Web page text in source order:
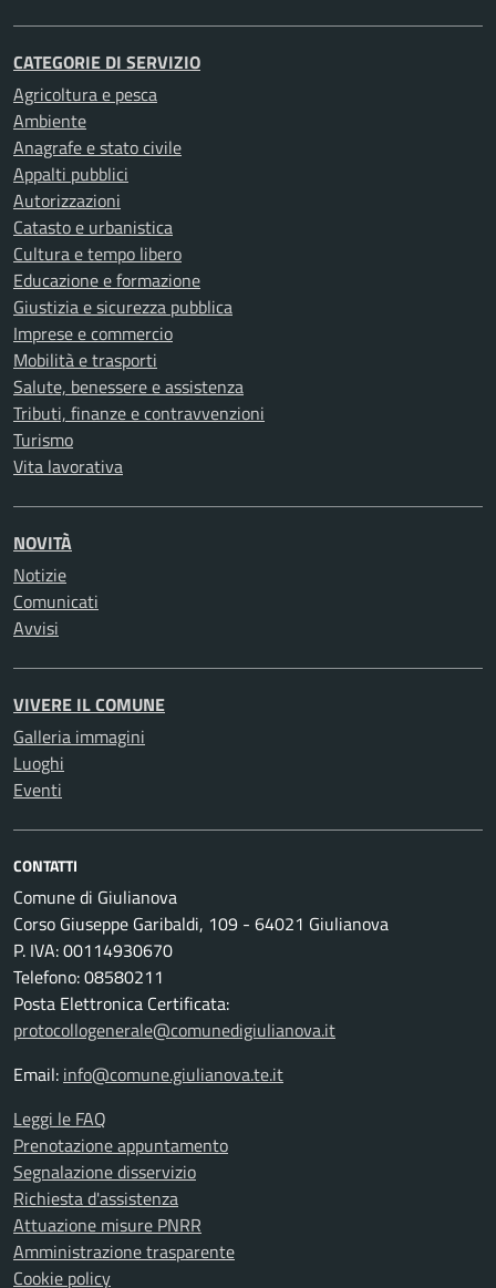
CATEGORIE DI SERVIZIO
Agricoltura e pesca
Ambiente
Anagrafe e stato civile
Appalti pubblici
Autorizzazioni
Catasto e urbanistica
Cultura e tempo libero
Educazione e formazione
Giustizia e sicurezza pubblica
Imprese e commercio
Mobilità e trasporti
Salute, benessere e assistenza
Tributi, finanze e contravvenzioni
Turismo
Vita lavorativa
NOVITÀ
Notizie
Comunicati
Avvisi
VIVERE IL COMUNE
Galleria immagini
Luoghi
Eventi
CONTATTI
Comune di Giulianova
Corso Giuseppe Garibaldi, 109 - 64021 Giulianova
P. IVA: 00114930670
Telefono: 08580211
Posta Elettronica Certificata:
protocollogenerale@comunedigiulianova.it
Email: info@comune.giulianova.te.it
Leggi le FAQ
Prenotazione appuntamento
Segnalazione disservizio
Richiesta d'assistenza
Attuazione misure PNRR
Amministrazione trasparente
Cookie policy